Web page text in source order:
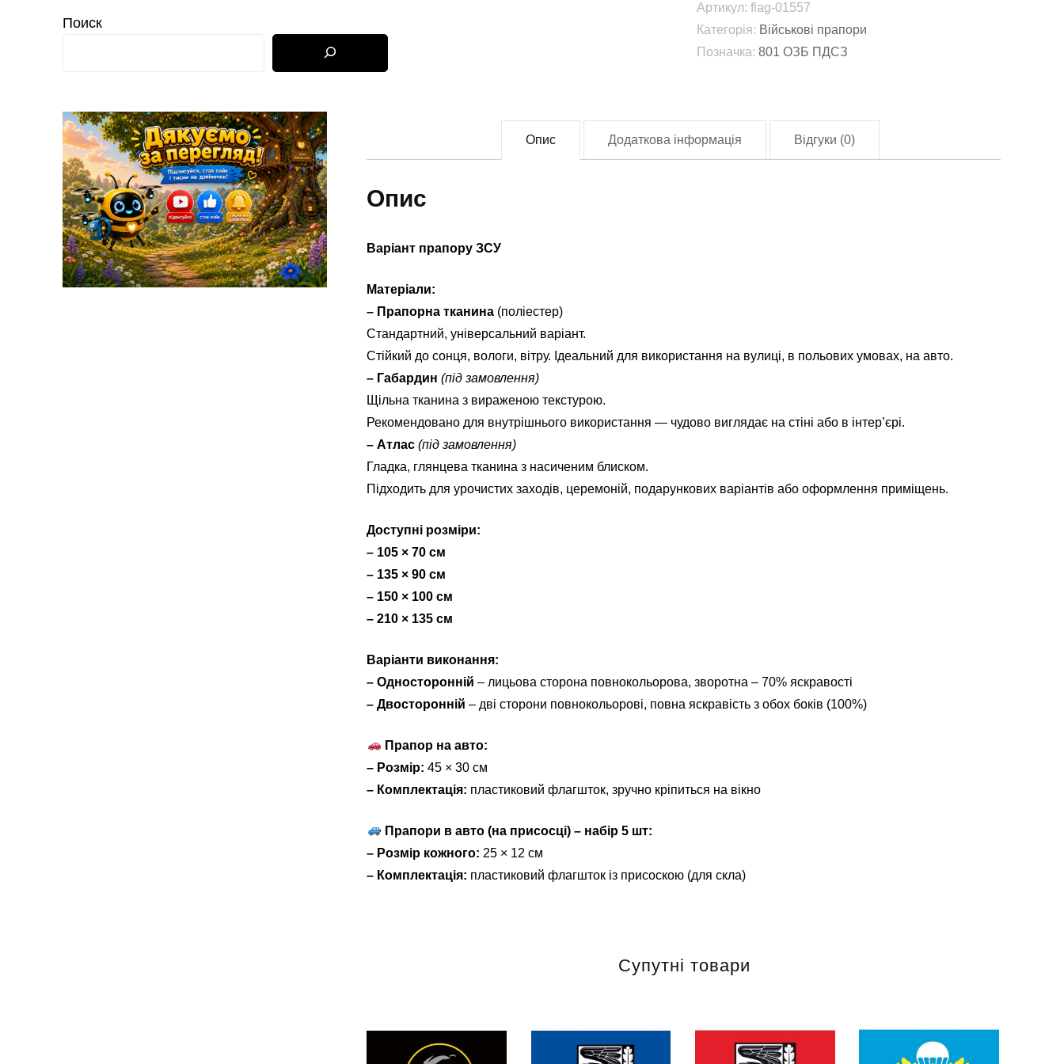
боротьби
з
підводними
та
засобами
Артикул:flag-01557
Категорія: Військові прапори
Позначка:801 ОЗБ ПДСЗ
Опис Додаткова інформація Відгуки (0)
Опис
Варіант прапору ЗСУ
Матеріали:
– Прапорна тканина (поліестер)
Стандартний, універсальний варіант.
Стійкий до сонця, вологи, вітру. Ідеальний для використання на вулиці, в польових умовах, на авто.
– Габардин (під замовлення)
Щільна тканина з вираженою текстурою.
Рекомендовано для внутрішнього використання — чудово виглядає на стіні або в інтер’єрі.
– Атлас (під замовлення)
Гладка, глянцева тканина з насиченим блиском.
Підходить для урочистих заходів, церемоній, подарункових варіантів або оформлення приміщень.
Доступні розміри:
– 105 × 70 см
– 135 × 90 см
– 150 × 100 см
– 210 × 135 см
Варіанти виконання:
– Односторонній – лицьова сторона повнокольорова, зворотна – 70% яскравості
– Двосторонній – дві сторони повнокольорові, повна яскравість з обох боків (100%)
Прапор на авто:
– Розмір: 45 × 30 см
– Комплектація: пластиковий флагшток, зручно кріпиться на вікно
Прапори в авто (на присосці) – набір 5 шт:
– Розмір кожного: 25 × 12 см
– Комплектація: пластиковий флагшток із присоскою (для скла)
Супутні товари
Поиск